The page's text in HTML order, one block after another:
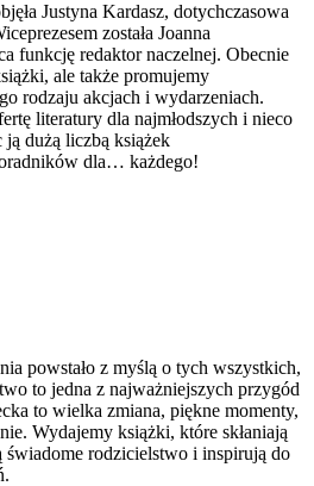
Justyna Kardasz, dotychczasowa
została Joanna
funkcję redaktor naczelnej. Obecnie
ale także promujemy
rodzaju akcjach i wydarzeniach.
literatury dla najmłodszych i nieco
ją dużą liczbą książek
dla… każdego!
powstało z myślą o tych wszystkich,
to jedna z najważniejszych przygód
to wielka zmiana, piękne momenty,
Wydajemy książki, które skłaniają
świadome rodzicielstwo i inspirują do